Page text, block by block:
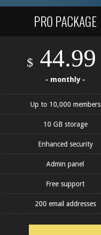
PRO PACKAGE
$ 44.99
- monthly -
Up to 10,000 members
10 GB storage
Enhanced security
Admin panel
Free support
200 email addresses